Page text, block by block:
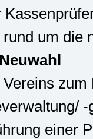
um die
-
einer